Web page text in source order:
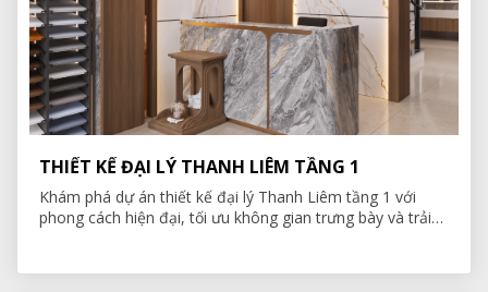
THIẾT KẾ ĐẠI LÝ THANH LIÊM TẦNG 1
Khám phá dự án thiết kế đại lý Thanh Liêm tầng 1 với
phong cách hiện đại, tối ưu không gian trưng bày và trải